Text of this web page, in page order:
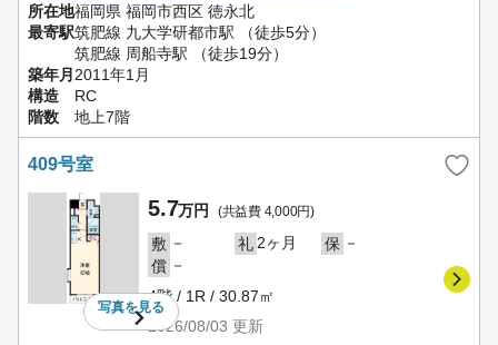
所在地福岡県 福岡市西区 徳永北
最寄駅筑肥線 九大学研都市駅 （徒歩5分）
筑肥線 周船寺駅 （徒歩19分）
築年月 2011年1月
構造
RC
階数
地上7階
409号室
写真を見る
5.7万円 (共益費 4,000円)
敷 － 礼 2ヶ月 保 －
償 －
4階 / 1R / 30.87㎡
2026/08/03 更新